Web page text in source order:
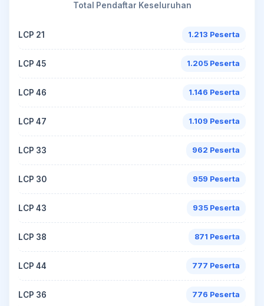
Total Pendaftar Keseluruhan
LCP 21 1.213 Peserta
LCP 45 1.205 Peserta
LCP 46 1.146 Peserta
LCP 47 1.109 Peserta
LCP 33 962 Peserta
LCP 30 959 Peserta
LCP 43 935 Peserta
LCP 38 871 Peserta
LCP 44 777 Peserta
LCP 36 776 Peserta